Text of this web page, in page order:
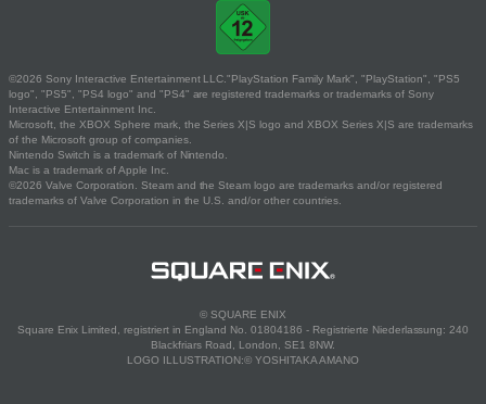
©2026 Sony Interactive Entertainment LLC."PlayStation Family Mark", "PlayStation", "PS5
logo", "PS5", "PS4 logo" and "PS4" are registered trademarks or trademarks of Sony
Interactive Entertainment Inc.
Microsoft, the XBOX Sphere mark, the Series X|S logo and XBOX Series X|S are trademarks
of the Microsoft group of companies.
Nintendo Switch is a trademark of Nintendo.
Mac is a trademark of Apple Inc.
©2026 Valve Corporation. Steam and the Steam logo are trademarks and/or registered
trademarks of Valve Corporation in the U.S. and/or other countries.
© SQUARE ENIX
Square Enix Limited, registriert in England No. 01804186 - Registrierte Niederlassung: 240
Blackfriars Road, London, SE1 8NW.
LOGO ILLUSTRATION:© YOSHITAKA AMANO